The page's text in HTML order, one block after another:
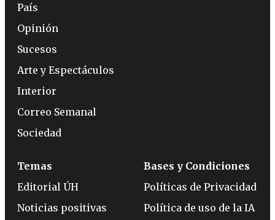
País
Opinión
Sucesos
Arte y Espectáculos
Interior
Correo Semanal
Sociedad
Temas
Editorial ÚH
Noticias positivas
Bases y Condiciones
Políticas de Privacidad
Política de uso de la IA